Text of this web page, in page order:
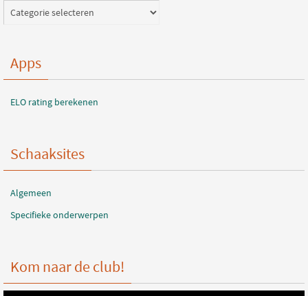
Nieuws
categorieën
Apps
ELO rating berekenen
Schaaksites
Algemeen
Specifieke onderwerpen
Kom naar de club!